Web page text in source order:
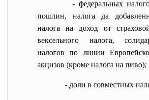
- федеральных
пошлин, налога да
налога на доход от
вексельного налога,
налогов по линии
акцизов (кроме налога на пиво);
- доли в совместных